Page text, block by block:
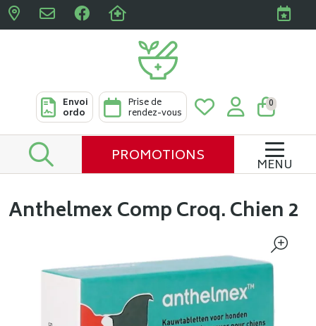
Pharmacies Clabots &
Envoi
ordo
Prise de
rendez-vous
0
PROMOTIONS MENU
Anthelmex Comp Croq. Chien 2